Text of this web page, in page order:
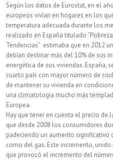
Según los datos de Eurostat, en el
europeos vivían en hogares en los
temperatura adecuada durante los
realizado en España titulado
Tendencias” estimaba que en 2012
debían destinar más del 10% de sus
energética de sus viviendas. España,
cuarto país con mayor número de
de mantener su vivienda en
una climatología mucho más
Europea.
Hay que tener en cuenta el precio de
que desde 2008 los consumidores
padeciendo un aumento
como del gas. Este incremento,
que provocó el incremento del